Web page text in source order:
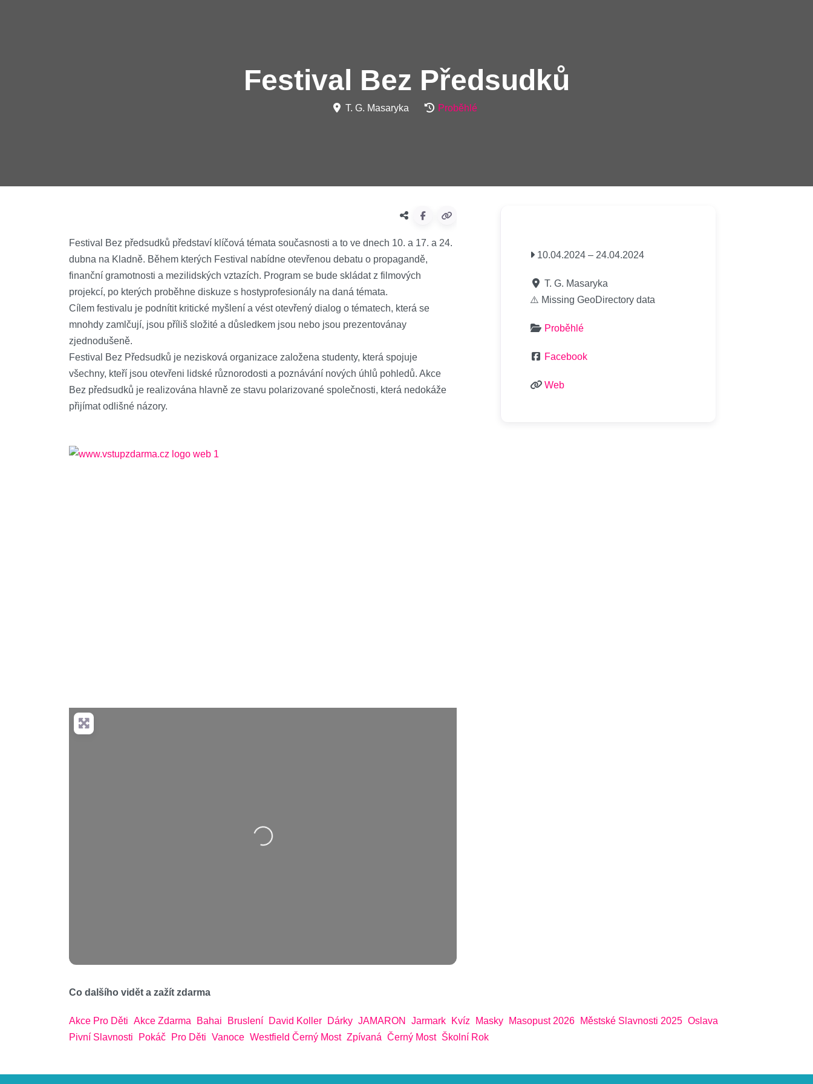
Festival Bez Předsudků
T. G. Masaryka Proběhlé
Festival Bez předsudků představí klíčová témata současnosti a to ve dnech 10. a 17. a 24.
dubna na Kladně. Během kterých Festival nabídne otevřenou debatu o propagandě,
finanční gramotnosti a mezilidských vztazích. Program se bude skládat z filmových
projekcí, po kterých proběhne diskuze s hostyprofesionály na daná témata.
Cílem festivalu je podnítit kritické myšlení a vést otevřený dialog o tématech, která se
mnohdy zamlčují, jsou příliš složité a důsledkem jsou nebo jsou prezentovánay
zjednodušeně.
Festival Bez Předsudků je nezisková organizace založena studenty, která spojuje
všechny, kteří jsou otevřeni lidské různorodosti a poznávání nových úhlů pohledů. Akce
Bez předsudků je realizována hlavně ze stavu polarizované společnosti, která nedokáže
přijímat odlišné názory.
Nahrávání….
10.04.2024 – 24.04.2024
T. G. Masaryka
⚠️ Missing GeoDirectory data
Proběhlé
Facebook
Web
Co dalšího vidět a zažít zdarma
Akce Pro Děti Akce Zdarma Bahai Bruslení David Koller Dárky JAMARON Jarmark Kvíz Masky Masopust 2026 Městské Slavnosti 2025 Oslava
Pivní Slavnosti
Pokáč Pro Děti Vanoce Westfield Černý Most Zpívaná Černý Most Školní Rok